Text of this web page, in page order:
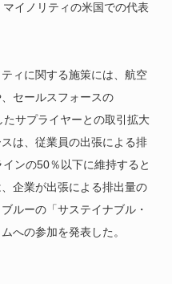
イノリティの米国での代表
ィに関する施策には、航空
セールスフォースの
たサプライヤーとの取引拡大
は、従業員の出張による排
ンの50％以下に維持すると
企業が出張による排出量の
ルーの「サステイナブル・
への参加を発表した。